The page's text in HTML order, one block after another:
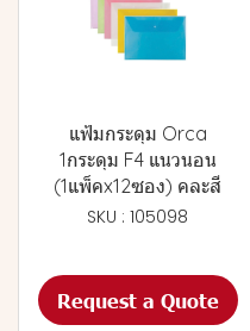
แฟ้มกระดุม Orca
1กระดุม F4 แนวนอน
(1แพ็คx12ซอง) คละสี
SKU : 105098
Request a Quote